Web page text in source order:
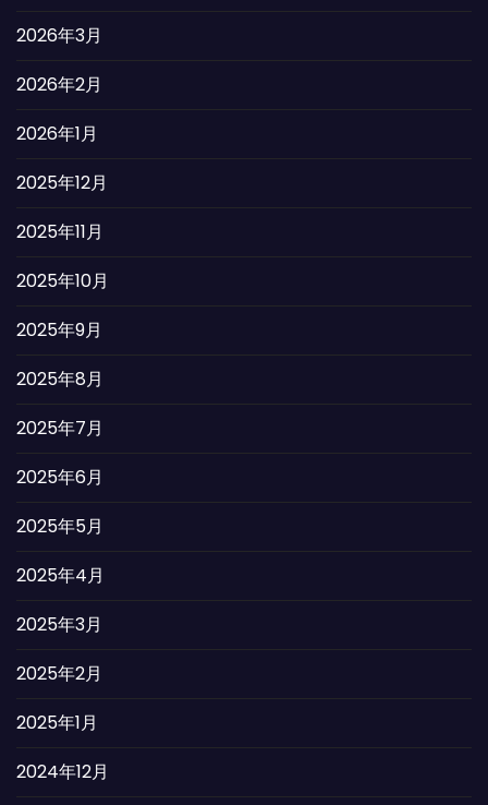
2026年3月
2026年2月
2026年1月
2025年12月
2025年11月
2025年10月
2025年9月
2025年8月
2025年7月
2025年6月
2025年5月
2025年4月
2025年3月
2025年2月
2025年1月
2024年12月